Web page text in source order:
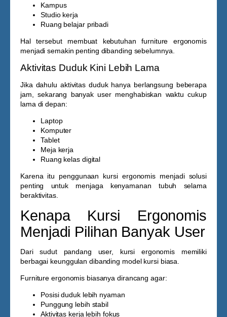
Kampus
Studio kerja
Ruang belajar pribadi
Hal tersebut membuat kebutuhan furniture ergonomis
menjadi semakin penting dibanding sebelumnya.
Aktivitas Duduk Kini Lebih Lama
Jika dahulu aktivitas duduk hanya berlangsung beberapa
jam, sekarang banyak user menghabiskan waktu cukup
lama di depan:
Laptop
Komputer
Tablet
Meja kerja
Ruang kelas digital
Karena itu penggunaan kursi ergonomis menjadi solusi
penting untuk menjaga kenyamanan tubuh selama
beraktivitas.
Kenapa Kursi Ergonomis
Menjadi Pilihan Banyak User
Dari sudut pandang user, kursi ergonomis memiliki
berbagai keunggulan dibanding model kursi biasa.
Furniture ergonomis biasanya dirancang agar:
Posisi duduk lebih nyaman
Punggung lebih stabil
Aktivitas kerja lebih fokus